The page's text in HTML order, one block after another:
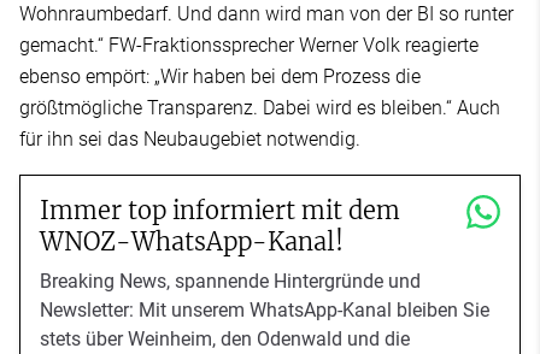
Wohnraumbedarf. Und dann wird man von der BI so runter
gemacht.“ FW-Fraktionssprecher Werner Volk reagierte
ebenso empört: „Wir haben bei dem Prozess die
größtmögliche Transparenz. Dabei wird es bleiben.“ Auch
für ihn sei das Neubaugebiet notwendig.
Immer top informiert mit dem
WNOZ-WhatsApp-Kanal!
Breaking News, spannende Hintergründe und
Newsletter: Mit unserem WhatsApp-Kanal bleiben Sie
stets über Weinheim, den Odenwald und die